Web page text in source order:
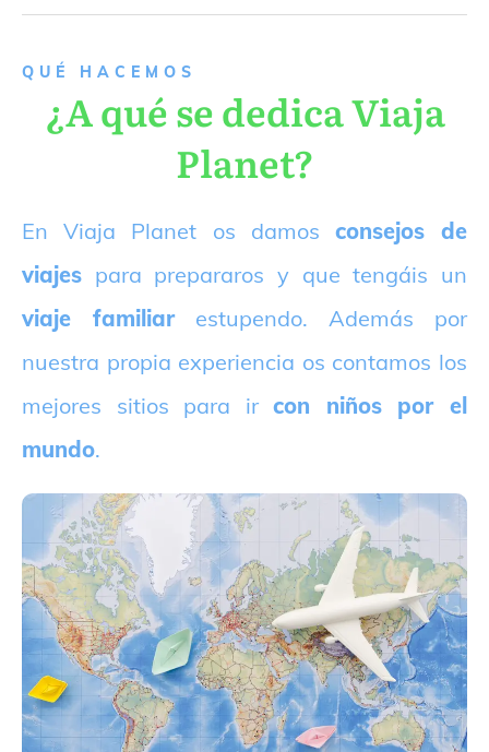
QUÉ HACEMOS
¿A qué se dedica Viaja
Planet?
En Viaja Planet os damos consejos de
viajes para prepararos y que tengáis un
viaje familiarestupendo. Además por
nuestra propia experiencia os contamos los
mejores sitios para ircon niños por el
mundo.